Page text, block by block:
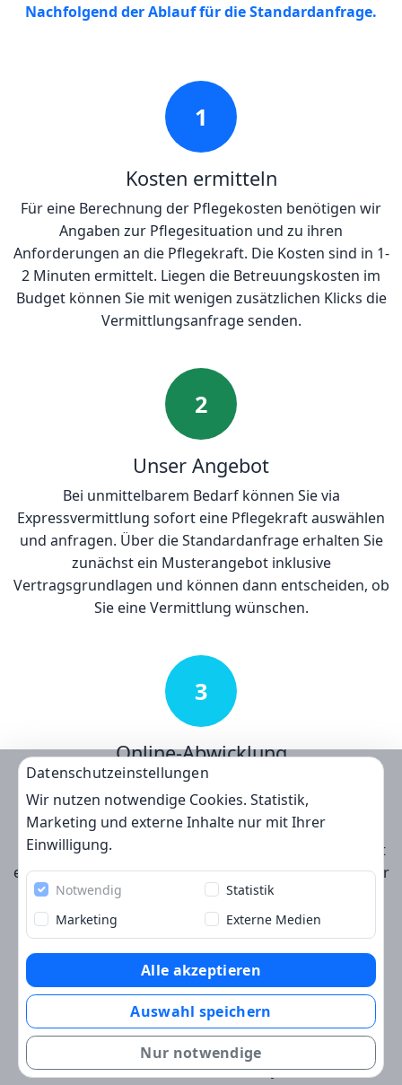
Nachfolgend der Ablauf für die Standardanfrage.
1
Kosten ermitteln
Für eine Berechnung der Pflegekosten benötigen wir
Angaben zur Pflegesituation und zu ihren
Anforderungen an die Pflegekraft. Die Kosten sind in 1-
2 Minuten ermittelt. Liegen die Betreuungskosten im
Budget können Sie mit wenigen zusätzlichen Klicks die
Vermittlungsanfrage senden.
2
Unser Angebot
Bei unmittelbarem Bedarf können Sie via
Expressvermittlung sofort eine Pflegekraft auswählen
und anfragen. Über die Standardanfrage erhalten Sie
zunächst ein Musterangebot inklusive
Vertragsgrundlagen und können dann entscheiden, ob
Sie eine Vermittlung wünschen.
3
Online-Abwicklung
Wir senden die Vermittlungsvorschläge an ihre
Emailadresse und stellen Ihnen alle Informationen in
ihrem individuellen Kundenkonto zur Verfügung. Ein
konkreter Vermittlungsvorschlag gefällt, dann genügt
ein Klick und zwei Unterschriften zur Beauftragung der
Pflege.
4
Kundenkonto
Über ihr Kundenkonto haben Sie jederzeit alle
Datenschutzeinstellungen
Wir nutzen notwendige Cookies. Statistik,
Marketing und externe Inhalte nur mit Ihrer
Einwilligung.
Notwendig
Statistik
Marketing
Externe Medien
Alle akzeptieren
Auswahl speichern
Nur notwendige